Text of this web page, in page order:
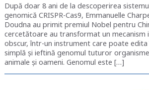
După doar 8 ani de la descoperirea
genomică CRISPR-Cas9, Emmanuelle
Doudna au primit premiul Nobel pentru
cercetătoare au transformat un mecanism
obscur, într-un instrument care poate
simplă și ieftină genomul tuturor
animale și oameni. Genomul este […]